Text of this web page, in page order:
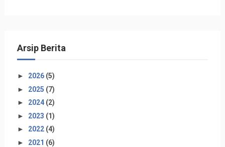
Arsip Berita
► 2026 (5)
► 2025 (7)
► 2024 (2)
► 2023 (1)
► 2022 (4)
► 2021 (6)